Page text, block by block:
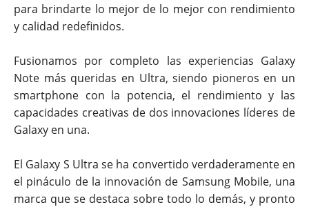
para brindarte lo mejor de lo mejor con rendimiento
y calidad redefinidos.
Fusionamos por completo las experiencias Galaxy
Note más queridas en Ultra, siendo pioneros en un
smartphone con la potencia, el rendimiento y las
capacidades creativas de dos innovaciones líderes de
Galaxy en una.
El Galaxy S Ultra se ha convertido verdaderamente en
el pináculo de la innovación de Samsung Mobile, una
marca que se destaca sobre todo lo demás, y pronto